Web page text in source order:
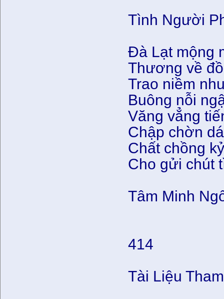
Tình Người
Đà Lạt mộng
Thương về
Trao niềm
Buông nỗi
Văng vẳng
Chập chờn
Chất chồng
Cho gửi chút
Tâm Minh
414
Tài Liệu